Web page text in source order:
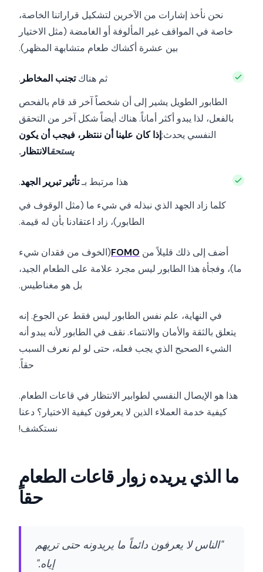
نحن نأخذ إشارات من الآخرين لتشكيل قراراتنا الخاصة،
خاصة في المواقف غير المألوفة أو الغامضة (مثل الاختيار
بين عشرة أكشاك طعام متشابهة المظهر).
ثم هناكتجنب المخاطر .
الطابور الطويل يشير إلى أن شخصاً آخر قد قام بالفحص
بالفعل، لذا يبدو أكثر أماناً. هناك أيضاً شكل آخر من التحقق
النفسي يحدث:إذا كان علينا أن ننتظر، فيجب أن يكون
يستحقالانتظار.
هذا مرتبط بـتأثير تبرير الجهد.
كلما زاد الجهد الذي نبذله في شيء ما (مثل الوقوف في
الطابور)، زاد اعتقادنا بأن له قيمة.
أضف إلى ذلك قليلاً من FOMO(الخوف من فقدان شيء
ما)، وفجأة هذا الطابور ليس مجرد علامة على الطعام الجيد،
بل هو مغناطيس.
في النهاية، علم نفس الطابور ليس فقط عن الجوع. إنه
يتعلق بالثقة والأمان والانتماء. نقف في الطابور لأنه يبدو أنه
الشيء الصحيح الذي يجب فعله، حتى لو لم نعرف السبب
حقاً.
هذا هو الإيصال النفسي لطوابير الانتظار في قاعات الطعام.
كيفية خدمة العملاء الذين لا يعرفون كيفية الاختيار؟ دعنا
نستكشف!
ما الذي يريده زوار قاعات الطعام
حقاً
"الناس لا يعرفون دائماً ما يريدونه حتى تريهم
إياه."